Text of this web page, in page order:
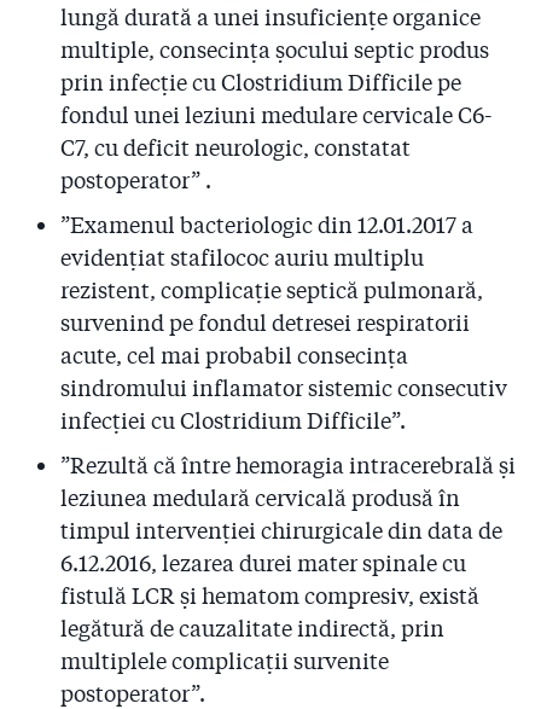
lungă durată a unei insuficiențe organice
multiple, consecința șocului septic produs
prin infecție cu Clostridium Difficile pe
fondul unei leziuni medulare cervicale C6-
C7, cu deficit neurologic, constatat
postoperator” .
”Examenul bacteriologic din 12.01.2017 a
evidențiat stafilococ auriu multiplu
rezistent, complicație septică pulmonară,
survenind pe fondul detresei respiratorii
acute, cel mai probabil consecința
sindromului inflamator sistemic consecutiv
infecției cu Clostridium Difficile”.
”Rezultă că între hemoragia intracerebrală și
leziunea medulară cervicală produsă în
timpul intervenției chirurgicale din data de
6.12.2016, lezarea durei mater spinale cu
fistulă LCR și hematom compresiv, există
legătură de cauzalitate indirectă, prin
multiplele complicații survenite
postoperator”.